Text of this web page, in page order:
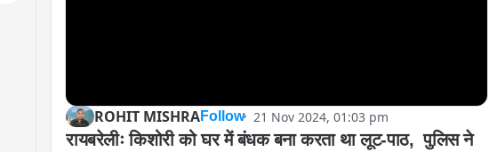
ROHIT MISHRAFollow 21 Nov 2024, 01:03 pm
रायबरेलीः किशोरी को घर में बंधक बना करता था लूट-पाठ,  पुलिस ने